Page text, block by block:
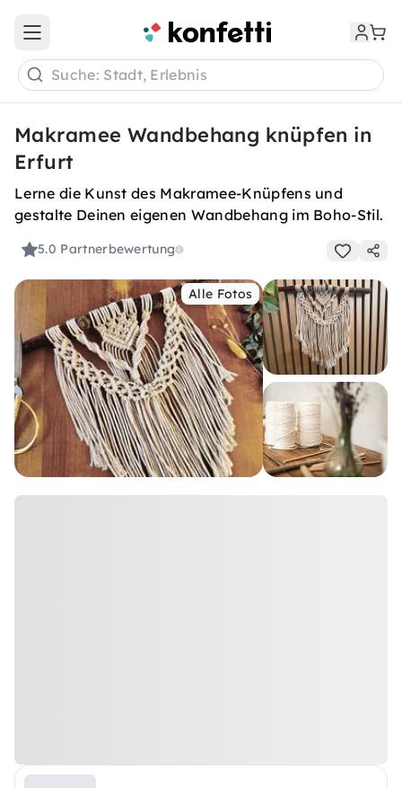
Open main menu
Suche: Stadt, Erlebnis
Makramee Wandbehang knüpfen in
Erfurt
Lerne die Kunst des Makramee-Knüpfens und
gestalte Deinen eigenen Wandbehang im Boho-Stil.
5.0 Partnerbewertung
Alle Fotos